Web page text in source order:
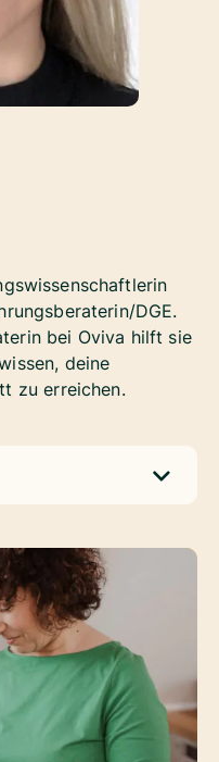
DGE.
bei Oviva hilft sie
deine
zu erreichen.